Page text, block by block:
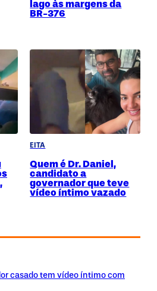
lago às margens da
BR-376
EITA
Quem é Dr. Daniel,
candidato a
governador que teve
vídeo íntimo vazado
casado tem vídeo íntimo com